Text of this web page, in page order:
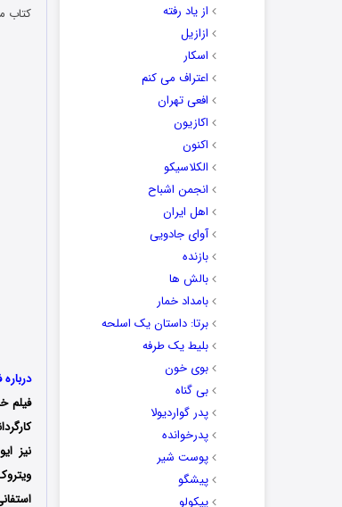
از یاد رفته
ازازیل
اسکار
اعتراف می کنم
افعی تهران
اکازیون
اکنون
الکلاسیکو
انجمن اشباح
اهل ایران
آوای جادویی
بازنده
بالش ها
بامداد خمار
برتا: داستان یک اسلحه
بلیط یک‌‌ طرفه
بوی خون
بی گناه
پدر گواردیولا
پدرخوانده
پوست شیر
پیشگو
پیکولو
کتاب
درباره
فیلم
نیز